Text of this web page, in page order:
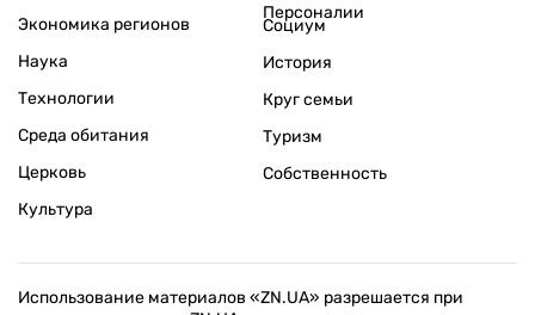
Экономика регионов
Персоналии
Наука
Технологии
Среда обитания
Церковь
Культура
Социум
История
Круг семьи
Туризм
Собственность
Использование материалов «ZN.UA» разрешается при